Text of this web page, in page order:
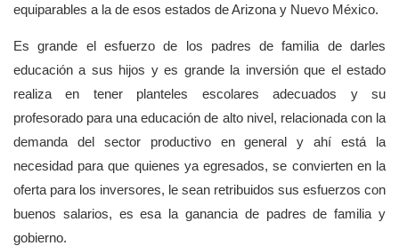
equiparables a la de esos estados de Arizona y Nuevo México.
Es grande el esfuerzo de los padres de familia de darles
educación a sus hijos y es grande la inversión que el estado
realiza en tener planteles escolares adecuados y su
profesorado para una educación de alto nivel, relacionada con la
demanda del sector productivo en general y ahí está la
necesidad para que quienes ya egresados, se convierten en la
oferta para los inversores, le sean retribuidos sus esfuerzos con
buenos salarios, es esa la ganancia de padres de familia y
gobierno.